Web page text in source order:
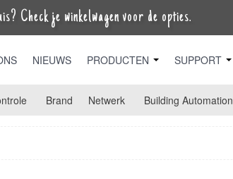
Check je winkelwagen voor de opties.
NIEUWS PRODUCTEN SUPPORT
Brand Netwerk Building Automation